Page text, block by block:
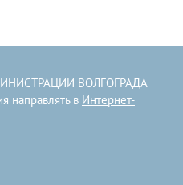
ВОЛГОГРАДА
направлять в Интернет-